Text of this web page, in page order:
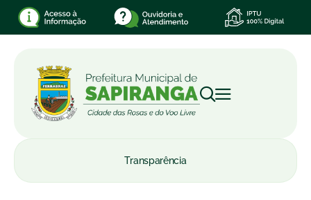
Transparência